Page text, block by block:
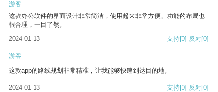
游客
这款办公软件的界面设计非常简洁，使用起来非常方便。功能的布局也
很合理，一目了然。
2024-01-13
支持[0] 反对[0]
游客
这款app的路线规划非常精准，让我能够快速到达目的地。
2024-01-13 支持[0] 反对[0]